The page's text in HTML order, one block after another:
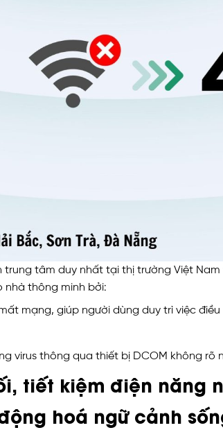
trung tâm duy nhất tại thị trường Việt
nhà thông minh bởi:
mạng, giúp người dùng duy trì việc
virus thông qua thiết bị DCOM không rõ
tiết kiệm điện năng
hoá ngữ cảnh